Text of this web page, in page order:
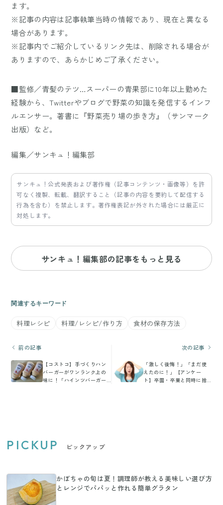
ます。
※記事の内容は記事執筆当時の情報であり、現在と異なる
場合があります。
※記事内でご紹介しているリンク先は、削除される場合が
ありますので、あらかじめご了承ください。
■監修／青髪のテツ…スーパーの青果部に10年以上勤めた
経験から、Twitterやブログで野菜の知識を発信するインフ
ルエンサー。著書に『野菜売り場の歩き方』（サンマーク
出版）など。
編集／サンキュ！編集部
サンキュ！公式発表および著作権（記事コンテンツ・画像等）を許
可なく複製、転載、翻訳すること（記事の内容を要約して配信する
行為を含む）を禁止します。著作権表記が外された場合には厳正に
対処します。
サンキュ！編集部の記事をもっと見る
関連するキーワード
料理レシピ 料理/レシピ/作り方 食材の保存方法
前の記事
【コストコ】手づくりハン
バーガーがワンランク上の
味に！「ハインツバーガー
次の記事
「激しく後悔！」「まだ使
えたのに！」【アンケー
ト】卒園・卒業と同時に捨
PICKUP ピックアップ
かぼちゃの旬は夏！調理師が教える美味しい選び方
とレンジでパパッと作れる簡単グラタン